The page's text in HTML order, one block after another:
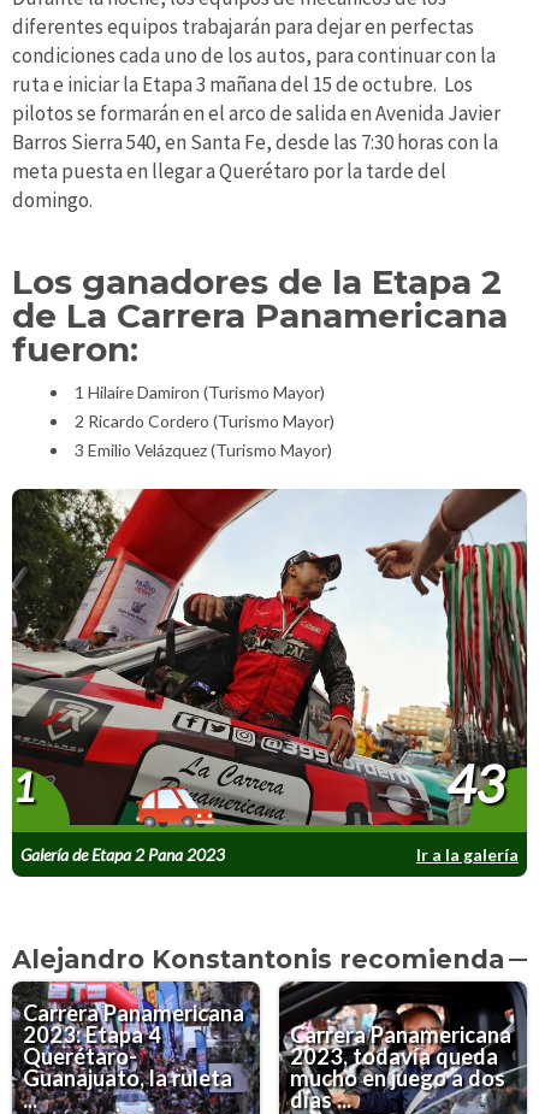
diferentes equipos trabajarán para dejar en perfectas
condiciones cada uno de los autos, para continuar con la
ruta e iniciar la Etapa 3 mañana del 15 de octubre. Los
pilotos se formarán en el arco de salida en Avenida Javier
Barros Sierra 540, en Santa Fe, desde las 7:30 horas con la
meta puesta en llegar a Querétaro por la tarde del
domingo.
Los ganadores de la Etapa 2
de La Carrera Panamericana
fueron:
1 Hilaire Damiron (Turismo Mayor)
2 Ricardo Cordero (Turismo Mayor)
3 Emilio Velázquez (Turismo Mayor)
Galería de Etapa 2 Pana 2023 Ir a la galería
1 43
Alejandro Konstantonis recomienda
Carrera Panamericana
2023: Etapa 4
Querétaro-
Guanajuato, la ruleta
...
Carrera Panamericana
2023, todavía queda
mucho en juego a dos
días ...